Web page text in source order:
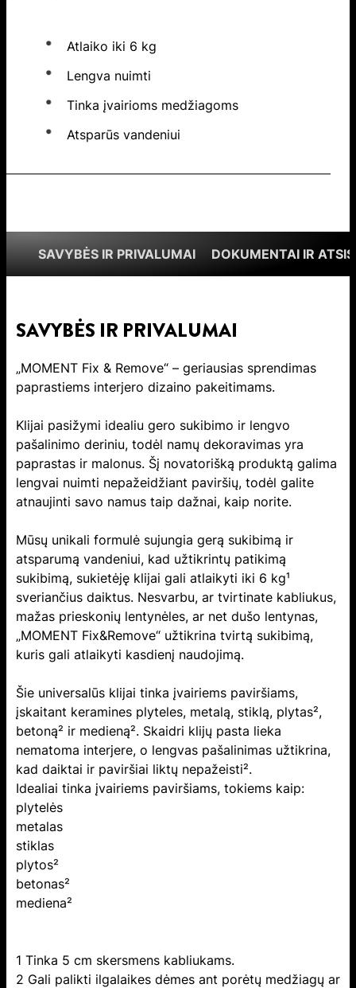
Atlaiko iki 6 kg
Lengva nuimti
Tinka įvairioms medžiagoms
Atsparūs vandeniui
SAVYBĖS IR PRIVALUMAI DOKUMENTAI IR
SAVYBĖS IR PRIVALUMAI
„MOMENT Fix & Remove“ – geriausias sprendimas
paprastiems interjero dizaino pakeitimams.
Klijai pasižymi idealiu gero sukibimo ir lengvo
pašalinimo deriniu, todėl namų dekoravimas yra
paprastas ir malonus. Šį novatorišką produktą galima
lengvai nuimti nepažeidžiant paviršių, todėl galite
atnaujinti savo namus taip dažnai, kaip norite.
Mūsų unikali formulė sujungia gerą sukibimą ir
atsparumą vandeniui, kad užtikrintų patikimą
sukibimą, sukietėję klijai gali atlaikyti iki 6 kg¹
sveriančius daiktus. Nesvarbu, ar tvirtinate kabliukus,
mažas prieskonių lentynėles, ar net dušo lentynas,
„MOMENT Fix&Remove“ užtikrina tvirtą sukibimą,
kuris gali atlaikyti kasdienį naudojimą.
Šie universalūs klijai tinka įvairiems paviršiams,
įskaitant keramines plyteles, metalą, stiklą, plytas²,
betoną² ir medieną². Skaidri klijų pasta lieka
nematoma interjere, o lengvas pašalinimas užtikrina,
kad daiktai ir paviršiai liktų nepažeisti².
Idealiai tinka įvairiems paviršiams, tokiems kaip:
plytelės
metalas
stiklas
plytos²
betonas²
mediena²
1 Tinka 5 cm skersmens kabliukams.
2 Gali palikti ilgalaikes dėmes ant porėtų medžiagų ar